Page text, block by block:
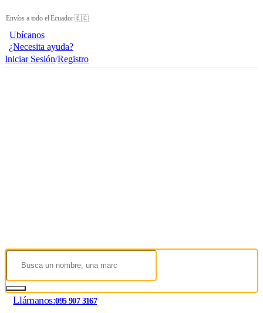
Envíos a todo el Ecuador 🇪🇨
Ubícanos
¿Necesita ayuda?
Iniciar Sesión/Registro
Llámanos:095 907 3167